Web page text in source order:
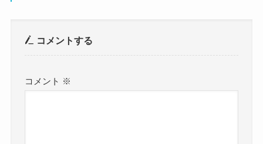
コメントする
コメント ※